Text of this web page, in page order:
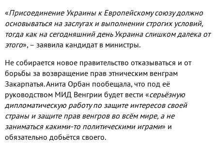
«Присоединение Украины к Европейскому союзу должно
основываться на заслугах и выполнении строгих условий,
тогда как на сегодняшний день Украина слишком далека от
этого», – заявила кандидат в министры.
Не собирается новое правительство отказываться и от
борьбы за возвращение прав этническим венграм
Закарпатья.Анита Орбан пообещала, что под её
руководством МИД Венгрии будет вести «серьёзную
дипломатическую работу по защите интересов своей
страны и защите прав венгров во всём мире, а не
заниматься какими-то политическими играми» и
обязательно добьётся своего.